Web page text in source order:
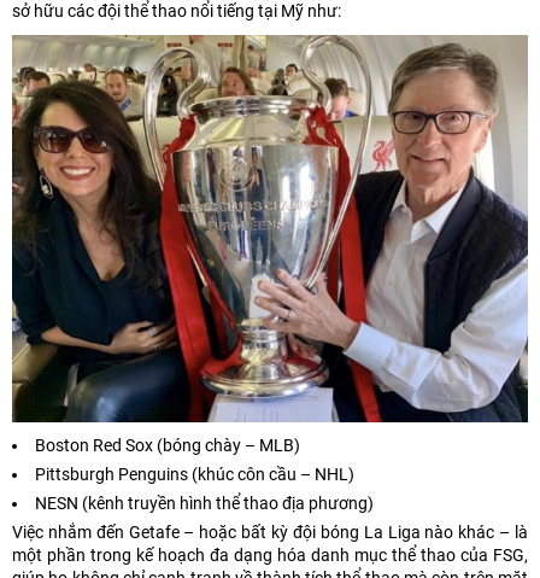
sở hữu các đội thể thao nổi tiếng tại Mỹ như:
Boston Red Sox (bóng chày – MLB)
Pittsburgh Penguins (khúc côn cầu – NHL)
NESN (kênh truyền hình thể thao địa phương)
Việc nhắm đến Getafe – hoặc bất kỳ đội bóng La Liga nào khác – là
một phần trong kế hoạch đa dạng hóa danh mục thể thao của FSG,